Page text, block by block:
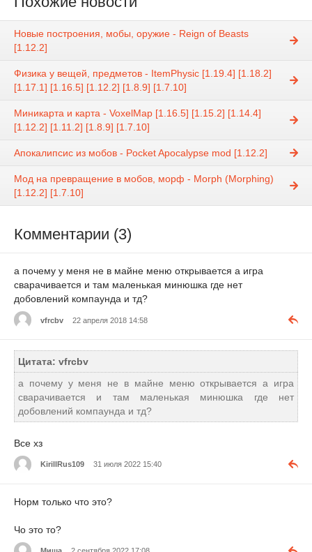
Новые построения, мобы, оружие - Reign of Beasts
[1.12.2]
Физика у вещей, предметов - ItemPhysic [1.19.4] [1.18.2]
[1.17.1] [1.16.5] [1.12.2] [1.8.9] [1.7.10]
Миникарта и карта - VoxelMap [1.16.5] [1.15.2] [1.14.4]
[1.12.2] [1.11.2] [1.8.9] [1.7.10]
Апокалипсис из мобов - Pocket Apocalypse mod [1.12.2]
Мод на превращение в мобов, морф - Morph (Morphing)
[1.12.2] [1.7.10]
Комментарии (3)
а почему у меня не в майне меню открывается а игра
сварачивается и там маленькая минюшка где нет
добовлений компаунда и тд?
vfrcbv 22 апреля 2018 14:58
Цитата: vfrcbv
а почему у меня не в майне меню открывается а игра
сварачивается и там маленькая минюшка где нет
добовлений компаунда и тд?
Все хз
KirillRus109 31 июля 2022 15:40
Норм только что это?
Чо это то?